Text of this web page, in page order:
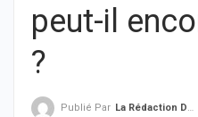
peut-il
?
Publié Par La Rédaction De THIEYSENEGAL.com